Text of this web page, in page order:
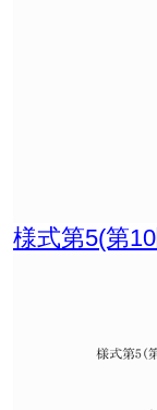
様式第5(第